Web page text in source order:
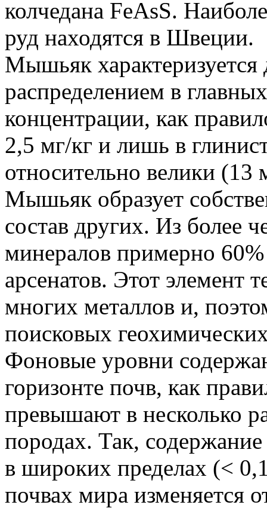
колчедана FeAsS.
руд находятся в Швеции.
Мышьяк
распределением в
концентрации, как
2,5 мг/кг и лишь в
относительно велики (13
Мышьяк образует
состав других. Из
минералов примерно
арсенатов. Этот элемент
многих металлов и,
поисковых
Фоновые уровни
горизонте почв, как
превышают в несколько
породах. Так,
в широких пределах (<
почвах мира изменяется